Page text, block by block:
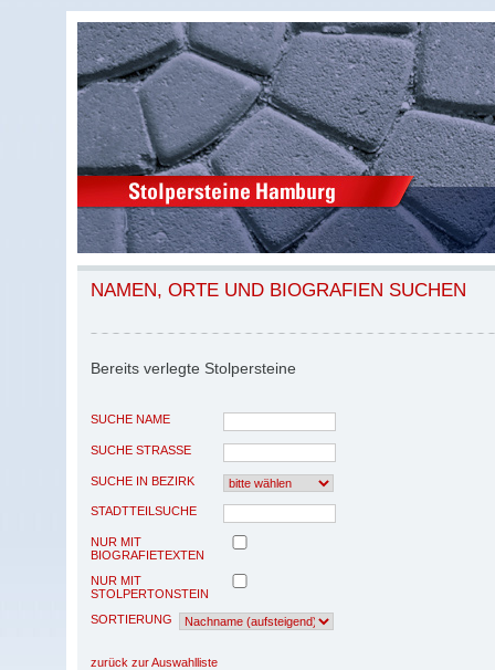
NAMEN, ORTE UND BIOGRAFIEN SUCHEN
Bereits verlegte Stolpersteine
SUCHE NAME
SUCHE STRASSE
SUCHE IN BEZIRK
STADTTEILSUCHE
NUR MIT
BIOGRAFIETEXTEN
NUR MIT
STOLPERTONSTEIN
SORTIERUNG
zurück zur Auswahlliste